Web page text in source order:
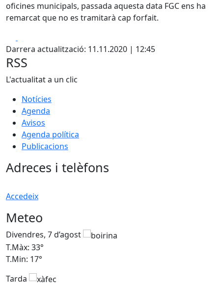
oficines municipals, passada aquesta data FGC ens ha
remarcat que no es tramitarà cap forfait.
Darrera actualització: 11.11.2020 | 12:45
RSS
L'actualitat a un clic
Notícies
Agenda
Avisos
Agenda política
Publicacions
Adreces i telèfons
Accedeix
Meteo
Divendres, 7 d’agost
T.Màx: 33°
T.Min: 17°
Tarda